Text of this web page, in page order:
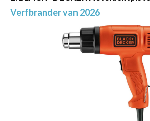
Verfbrander van 2026